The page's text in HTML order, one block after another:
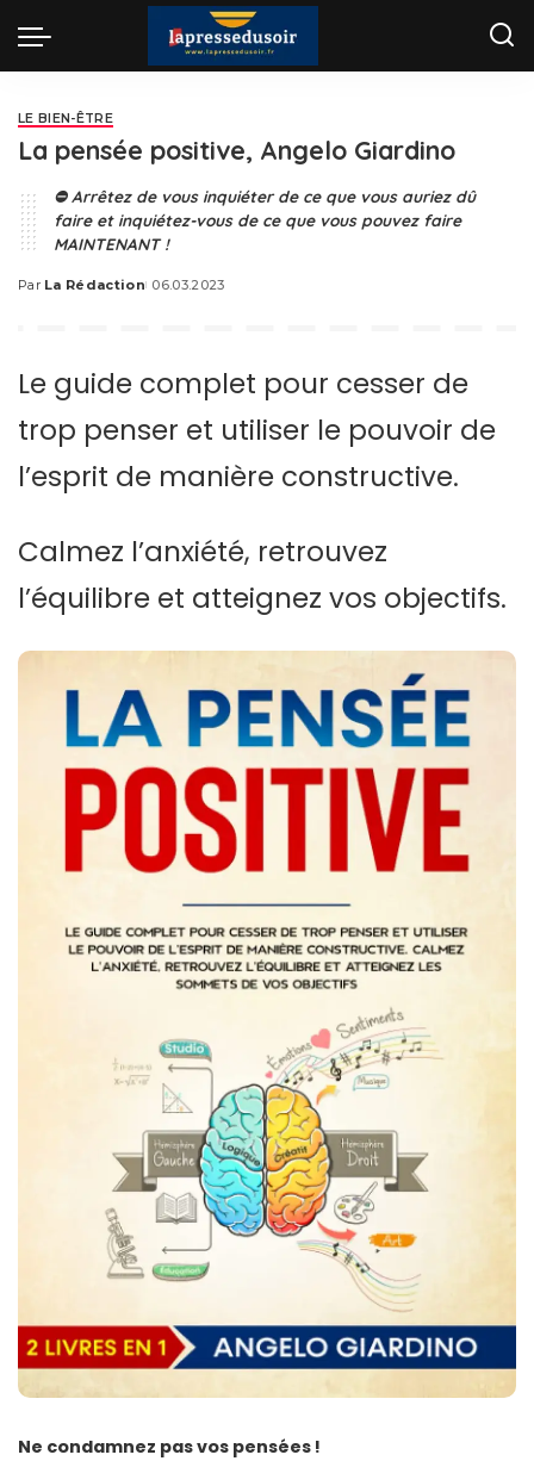
LE BIEN-ÊTRE
La pensée positive, Angelo Giardino
⛔ Arrêtez de vous inquiéter de ce que vous auriez dû
faire et inquiétez-vous de ce que vous pouvez faire
MAINTENANT !
Posted
Par La Rédaction 06.03.2023
Le guide complet pour cesser de
trop penser et utiliser le pouvoir de
l’esprit de manière constructive.
Calmez l’anxiété, retrouvez
l’équilibre et atteignez vos objectifs.
Ne condamnez pas vos pensées !